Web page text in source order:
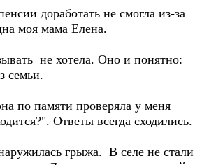
доработать не смогла из-за
моя мама Елена.
не хотела. Оно и понятно:
семьи.
по памяти проверяла у меня
Ответы всегда сходились.
грыжа. В селе не стали